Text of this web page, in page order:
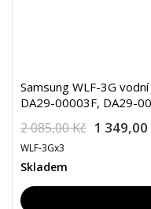
Samsung WLF-3G
DA29-00003F, DA29-
2 085,00 Kč 1 349,00
WLF-3Gx3
Skladem